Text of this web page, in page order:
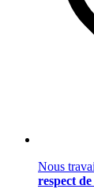
Nous
respect